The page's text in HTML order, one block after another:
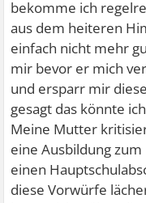
bekomme ich
aus dem heiteren
einfach nicht mehr
mir bevor er mich
und ersparr mir
gesagt das könnte
Meine Mutter
eine Ausbildung
einen
diese Vorwürfe